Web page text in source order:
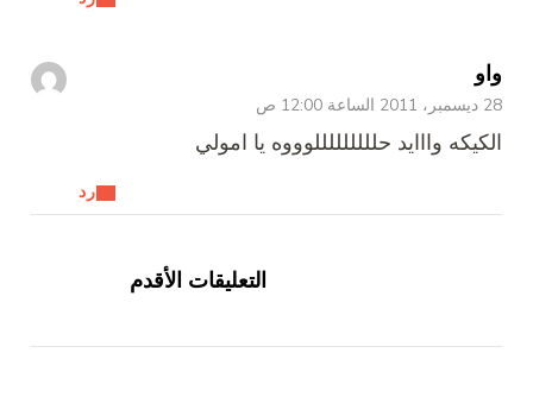
واو
28 ديسمبر، 2011 الساعة 12:00 ص
رد
الكيكه وااايد حلللللللللوووه يا امولي
التعليقات الأقدم